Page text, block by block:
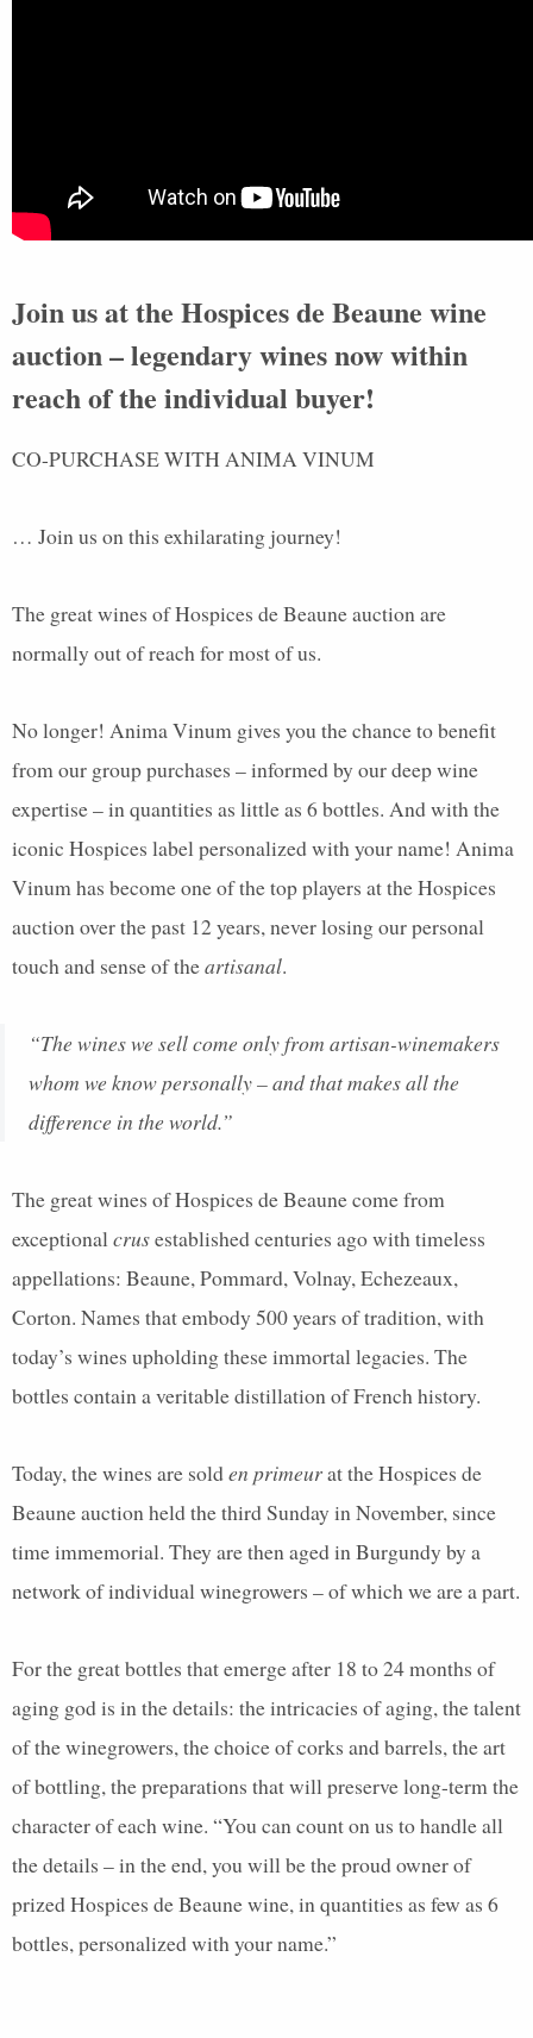
Join us at the Hospices de Beaune wine
auction – legendary wines now within
reach of the individual buyer!
CO-PURCHASE WITH ANIMA VINUM
… Join us on this exhilarating journey!
The great wines of Hospices de Beaune auction are
normally out of reach for most of us.
No longer! Anima Vinum gives you the chance to benefit
from our group purchases – informed by our deep wine
expertise – in quantities as little as 6 bottles. And with the
iconic Hospices label personalized with your name! Anima
Vinum has become one of the top players at the Hospices
auction over the past 12 years, never losing our personal
touch and sense of theartisanal.
“The wines we sell come only from artisan-winemakers
whom we know personally – and that makes all the
difference in the world.”
The great wines of Hospices de Beaune come from
exceptionalcrusestablished centuries ago with timeless
appellations: Beaune, Pommard, Volnay, Echezeaux,
Corton. Names that embody 500 years of tradition, with
today’s wines upholding these immortal legacies. The
bottles contain a veritable distillation of French history.
Today, the wines are solden primeurat the Hospices de
Beaune auction held the third Sunday in November, since
time immemorial. They are then aged in Burgundy by a
network of individual winegrowers – of which we are a part.
For the great bottles that emerge after 18 to 24 months of
aging god is in the details: the intricacies of aging, the talent
of the winegrowers, the choice of corks and barrels, the art
of bottling, the preparations that will preserve long-term the
character of each wine. “You can count on us to handle all
the details – in the end, you will be the proud owner of
prized Hospices de Beaune wine, in quantities as few as 6
bottles, personalized with your name.”